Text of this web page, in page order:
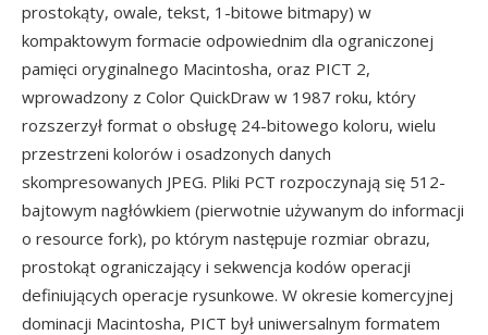
prostokąty, owale, tekst, 1-bitowe bitmapy) w
kompaktowym formacie odpowiednim dla ograniczonej
pamięci oryginalnego Macintosha, oraz PICT 2,
wprowadzony z Color QuickDraw w 1987 roku, który
rozszerzył format o obsługę 24-bitowego koloru, wielu
przestrzeni kolorów i osadzonych danych
skompresowanych JPEG. Pliki PCT rozpoczynają się 512-
bajtowym nagłówkiem (pierwotnie używanym do informacji
o resource fork), po którym następuje rozmiar obrazu,
prostokąt ograniczający i sekwencja kodów operacji
definiujących operacje rysunkowe. W okresie komercyjnej
dominacji Macintosha, PICT był uniwersalnym formatem